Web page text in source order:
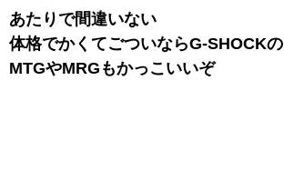
あたりで間違いない
体格でかくてごついならG-SHOCKの
MTGやMRGもかっこいいぞ